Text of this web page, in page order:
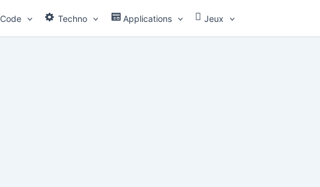
Code Techno Applications Jeux